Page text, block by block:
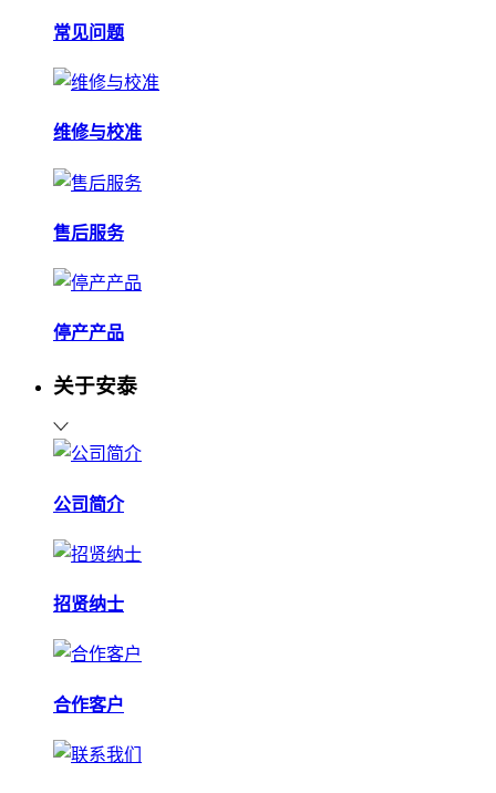
常见问题
维修与校准
售后服务
停产产品
关于安泰
公司简介
招贤纳士
合作客户